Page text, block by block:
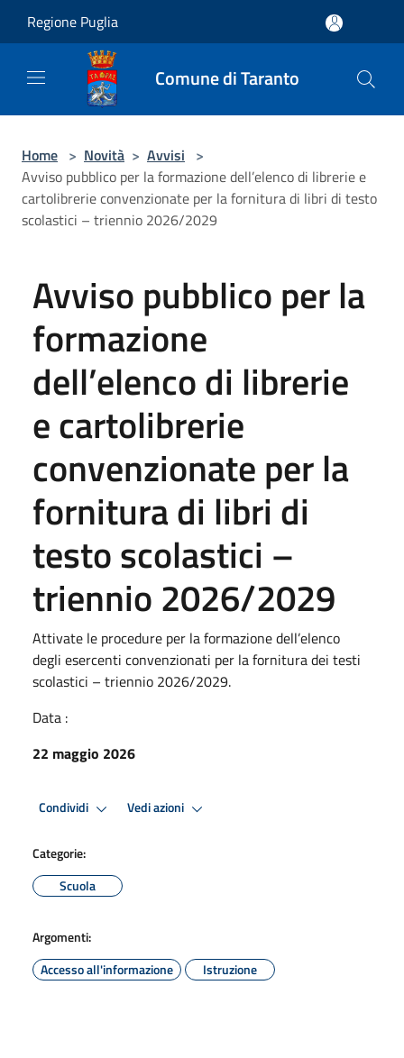
Regione Puglia
Comune di Taranto
Home > Novità > Avvisi >
Avviso pubblico per la formazione dell’elenco di librerie e
cartolibrerie convenzionate per la fornitura di libri di testo
scolastici – triennio 2026/2029
Avviso pubblico per la
formazione
dell’elenco di librerie
e cartolibrerie
convenzionate per la
fornitura di libri di
testo scolastici –
triennio 2026/2029
Attivate le procedure per la formazione dell’elenco
degli esercenti convenzionati per la fornitura dei testi
scolastici – triennio 2026/2029.
Data :
22 maggio 2026
Condividi Vedi azioni
Categorie:
Scuola
Argomenti:
Accesso all'informazione
Istruzione